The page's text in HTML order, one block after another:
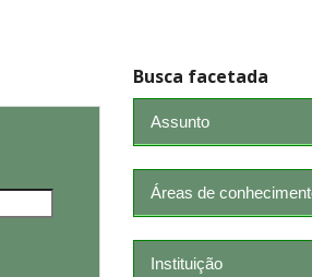
Busca facetada
Assunto
Áreas de
Instituição